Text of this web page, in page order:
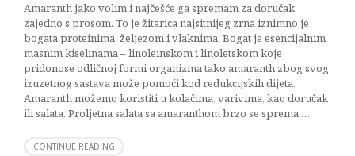
Amaranth jako volim i najčešće ga spremam za doručak
zajedno s prosom. To je žitarica najsitnijeg zrna iznimno je
bogata proteinima, željezom i vlaknima. Bogat je esencijalnim
masnim kiselinama – linoleinskom i linoletskom koje
pridonose odličnoj formi organizma tako amaranth zbog svog
izuzetnog sastava može pomoći kod redukcijskih dijeta.
Amaranth možemo koristiti u kolačima, varivima, kao doručak
ili salata. Proljetna salata sa amaranthom brzo se sprema …
CONTINUE READING